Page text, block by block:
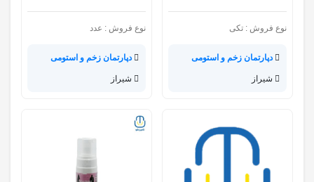
نوع فروش : تکی
دپارتمان زخم و استومی
شیراز
نوع فروش : عدد
دپارتمان زخم و استومی
شیراز